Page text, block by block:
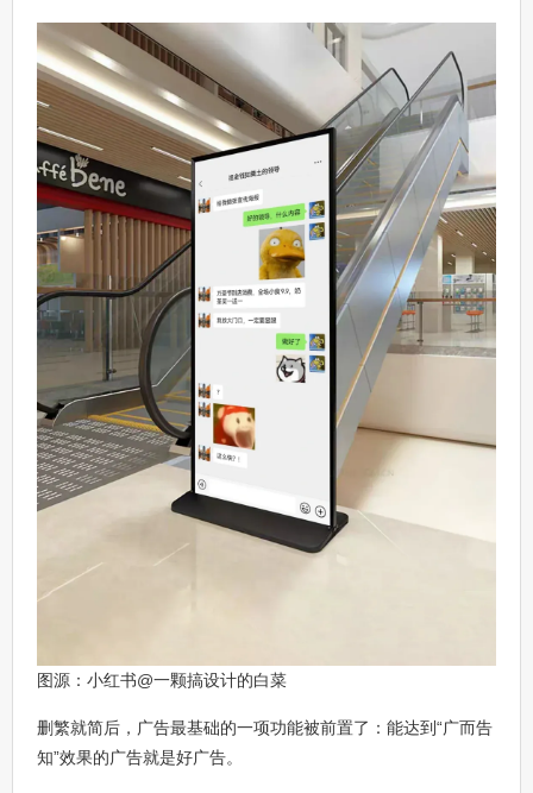
图源：小红书@一颗搞设计的白菜
删繁就简后，广告最基础的一项功能被前置了：能达到“广而告
知”效果的广告就是好广告。